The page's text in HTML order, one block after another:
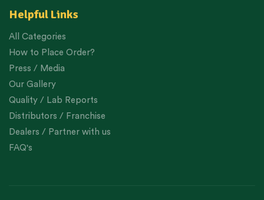
Helpful Links
All Categories
How to Place Order?
Press / Media
Our Gallery
Quality / Lab Reports
Distributors / Franchise
Dealers / Partner with us
FAQ's